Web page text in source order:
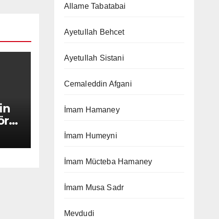
Allame Tabatabai
Ayetullah Behcet
Ayetullah Sistani
Cemaleddin Afgani
İmam Hamaney
İmam Humeyni
İmam Mücteba Hamaney
İmam Musa Sadr
Mevdudi